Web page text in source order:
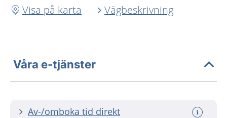
Visa på karta
Vägbeskrivning
Våra e-tjänster
Av-/omboka tid direkt